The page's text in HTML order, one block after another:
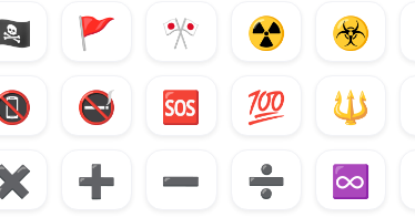
🚩 🎌 ☢️ ☣️
🚭 🆘 💯 🔱
➕ ➖ ➗ ♾